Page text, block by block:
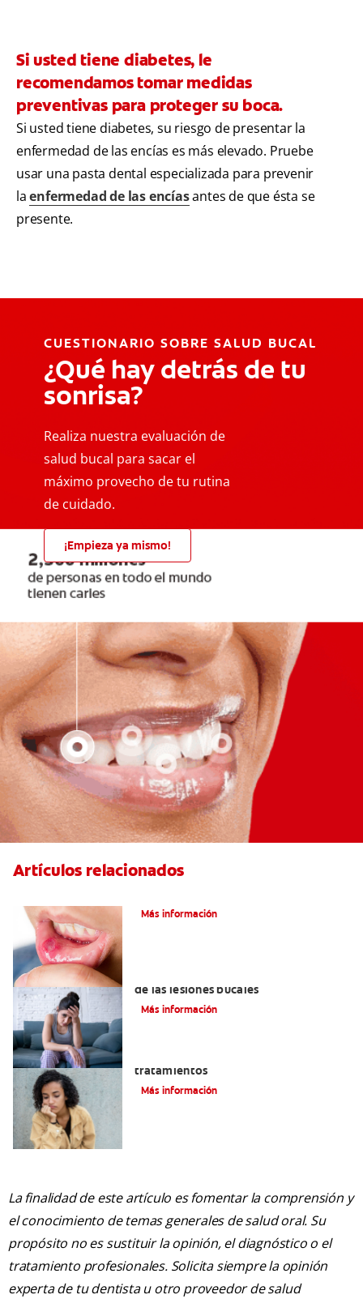
Si usted tiene diabetes, le
recomendamos tomar medidas
preventivas para proteger su boca.
Si usted tiene diabetes, su riesgo de presentar la
enfermedad de las encías es más elevado. Pruebe
usar una pasta dental especializada para prevenir
laenfermedad de las encíasantes de que ésta se
presente.
CUESTIONARIO SOBRE SALUD BUCAL
¿Qué hay detrás de tu
sonrisa?
Realiza nuestra evaluación de
salud bucal para sacar el
máximo provecho de tu rutina
de cuidado.
¡Empieza ya mismo!
Artículos relacionados
Más información
de las lesiones bucales
Más información
tratamientos
Más información
La finalidad de este artículo es fomentar la comprensión y
el conocimiento de temas generales de salud oral. Su
propósito no es sustituir la opinión, el diagnóstico o el
tratamiento profesionales. Solicita siempre la opinión
experta de tu dentista u otro proveedor de salud